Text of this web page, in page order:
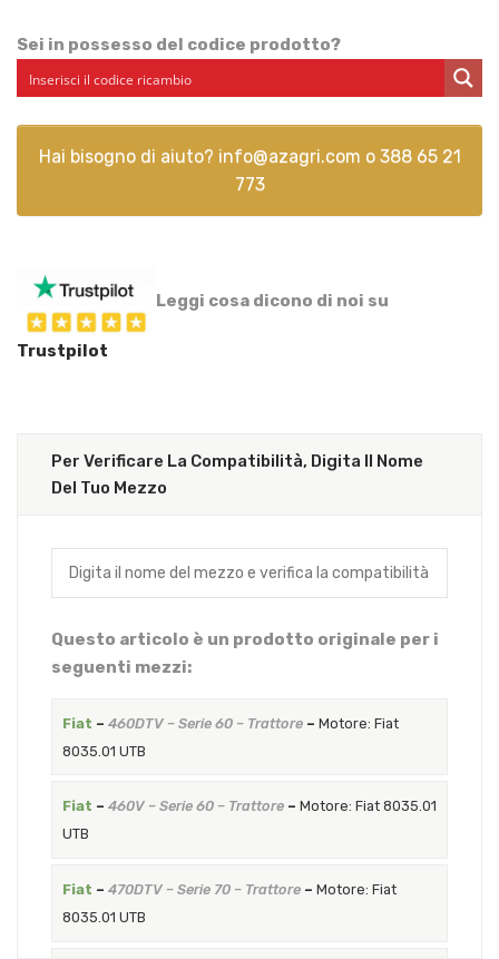
Sei in possesso del codice prodotto?
Hai bisogno di aiuto? info@azagri.com o 388 65 21
773
Leggi cosa dicono di noi su
Trustpilot
Per Verificare La Compatibilità, Digita Il Nome
Del Tuo Mezzo
Questo articolo è un prodotto originale per i
seguenti mezzi:
Fiat – 460DTV – Serie 60 – Trattore– Motore: Fiat
8035.01 UTB
Fiat – 460V – Serie 60 – Trattore– Motore: Fiat 8035.01
UTB
Fiat – 470DTV – Serie 70 – Trattore– Motore: Fiat
8035.01 UTB